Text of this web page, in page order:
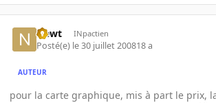
Newt INpactien
Posté(e) le 30 juillet 200818 a
AUTEUR
pour la carte graphique, mis à part le prix,